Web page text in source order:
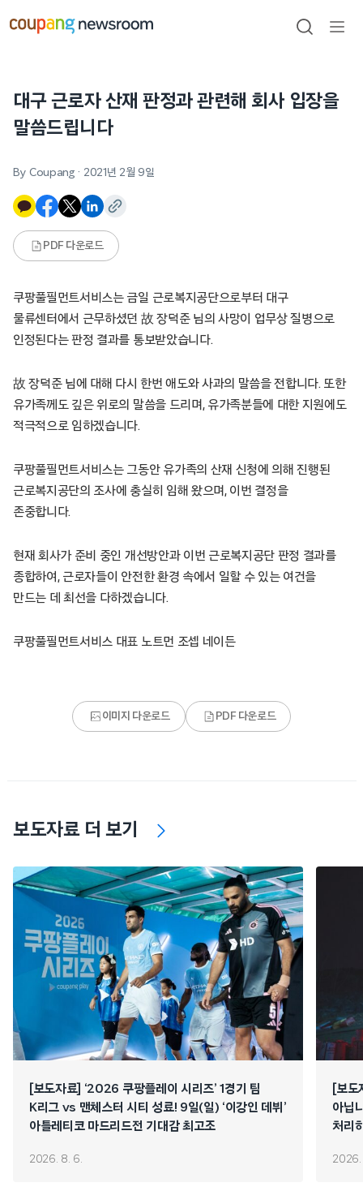
건너뛰기
검색
대구 근로자 산재 판정과 관련해 회사 입장을
말씀드립니다
By Coupang · 2021년 2월 9일
PDF 다운로드
쿠팡풀필먼트서비스는 금일 근로복지공단으로부터 대구
물류센터에서 근무하셨던 故 장덕준 님의 사망이 업무상 질병으로
인정된다는 판정 결과를 통보받았습니다.
故 장덕준 님에 대해 다시 한번 애도와 사과의 말씀을 전합니다. 또한
유가족께도 깊은 위로의 말씀을 드리며, 유가족분들에 대한 지원에도
적극적으로 임하겠습니다.
쿠팡풀필먼트서비스는 그동안 유가족의 산재 신청에 의해 진행된
근로복지공단의 조사에 충실히 임해 왔으며, 이번 결정을
존중합니다.
현재 회사가 준비 중인 개선방안과 이번 근로복지공단 판정 결과를
종합하여, 근로자들이 안전한 환경 속에서 일할 수 있는 여건을
만드는 데 최선을 다하겠습니다.
쿠팡풀필먼트서비스 대표 노트먼 조셉 네이든
이미지 다운로드 PDF 다운로드
보도자료 더 보기
[보도자료] ‘2026 쿠팡플레이 시리즈’ 1경기 팀
K리그 vs 맨체스터 시티 성료! 9일(일) ‘이강인 데뷔’
아틀레티코 마드리드전 기대감 최고조
2026. 8. 6.
[보
아닙
처리
2026.